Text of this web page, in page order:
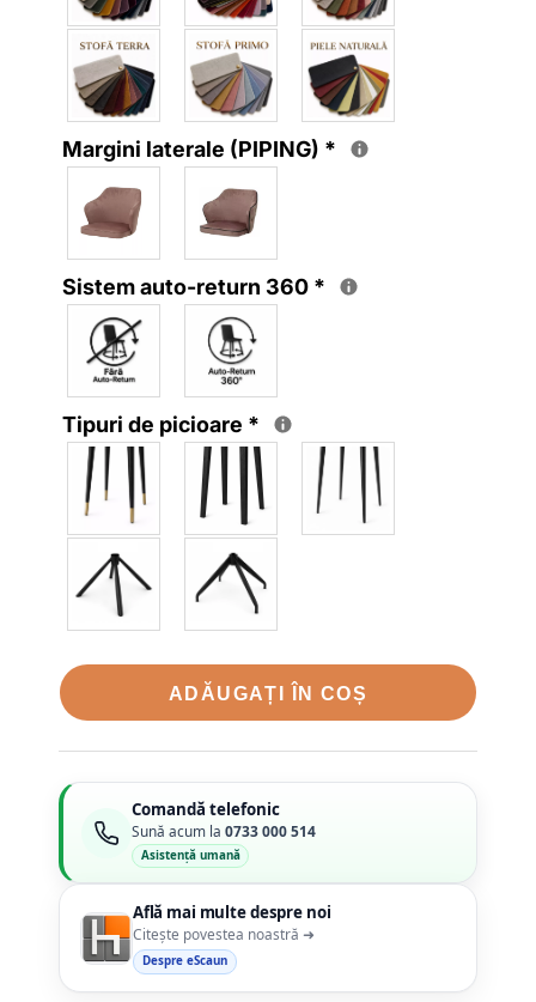
Margini laterale (PIPING) *
Sistem auto-return 360 *
Tipuri de picioare *
ADĂUGAȚI ÎN COȘ
Comandă telefonic
Sună acum la0733 000 514
Asistență umană
Află mai multe despre noi
Citește povestea noastră ➜
Despre eScaun